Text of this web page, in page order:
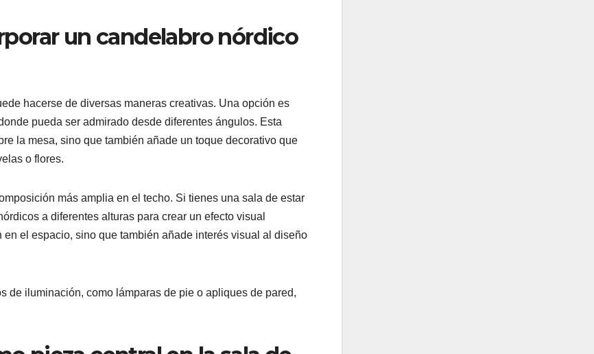
un candelabro nórdico
hacerse de diversas maneras creativas. Una opción es
pueda ser admirado desde diferentes ángulos. Esta
la mesa, sino que también añade un toque decorativo que
o flores.
más amplia en el techo. Si tienes una sala de estar
a diferentes alturas para crear un efecto visual
el espacio, sino que también añade interés visual al diseño
de iluminación, como lámparas de pie o apliques de pared,